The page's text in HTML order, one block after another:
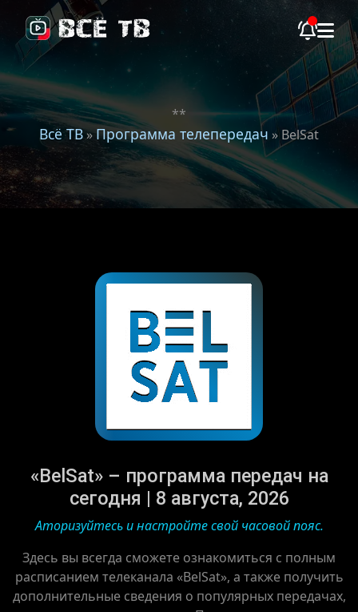
**
Всё ТВ»Программа телепередач » BelSat
«BelSat» – программа передач на
сегодня | 8 августа, 2026
Аторизуйтесь и настройте свой часовой пояс.
Здесь вы всегда сможете ознакомиться с полным
расписанием телеканала «BelSat», а также получить
дополнительные сведения о популярных передачах,